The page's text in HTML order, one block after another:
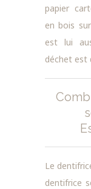
papier
en bois
est lui
déchet est
Le
dentifrice